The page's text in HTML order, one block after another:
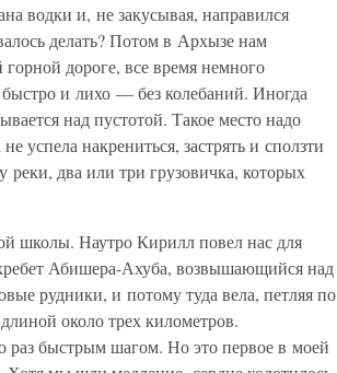
водки и, не закусывая, направился
делать? Потом в Архызе нам
дороге, все время немного
и лихо — без колебаний. Иногда
над пустотой. Такое место надо
успела накрениться, застрять и сползти
два или три грузовичка, которых
школы. Наутро Кирилл повел нас для
Абишера-Ахуба, возвышающийся над
рудники, и потому туда вела, петляя по
около трех километров.
раз быстрым шагом. Но это первое в моей